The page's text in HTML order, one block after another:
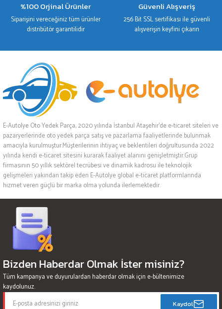
%100 Orjinal Ürünler
Siparişini vereceğiniz tüm ürünler
distribütör garantilidir
Güvenli Alışveriş
256 Bit SSL sertifikası ile güvenli
alışverişin keyfini çıkarın
E-Autolye Oto Yedek Parça, 2020 yılında İstanbul Ataşehir’de e-ticaret siteleri ve
pazaryerlerinde oto yedek parça satış ve pazarlama faaliyetlerinde bulunmak
amacıyla kurulmuştur.Müşterilerinin ihtiyaç ve beklentileri doğrultusunda 2022
yılında kendi e-ticaret sitesini kurarak faaliyet alanını genişletmiştir.Grup
firmasının 50 yıllık sektörel tecrübesi ve dinamik kadrosu ile teknolojik
gelişmeleri yakından takip eden E-Autolye global e-ticaret platformlarında
hizmet veren güçlü bir marka olma yolunda ilerlemektedir.
Bizden Haberdar Olmak İster misiniz?
Tüm kampanya ve duyurulardan haberdar olmak için e-bültenimize
kaydolunuz.
Kaydol